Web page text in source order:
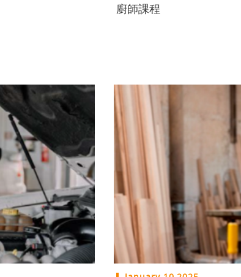
廚師課程